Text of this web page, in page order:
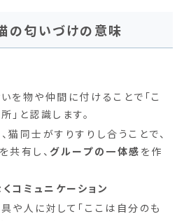
の匂いづけの意味
を物や仲間に付けることで「こ
」と認識します。
猫同士がすりすりし合うことで、
共有し、グループの一体感 を作
コミュニケーション
や人に対して「ここは自分のも